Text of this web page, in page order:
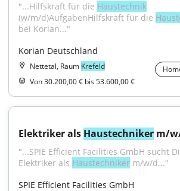
"...Hilfskraft für die Haustechnik
(w/m/d)AufgabenHilfskraft für die
bei Korian..."
Korian Deutschland
Nettetal, Raum Krefeld
Von 30.200,00 € bis 53.600,00 €
Elektriker als Haustechniker m/
"...SPIE Efficient Facilities GmbH sucht
Elektriker als Haustechniker m/w/d..."
SPIE Efficient Facilities GmbH